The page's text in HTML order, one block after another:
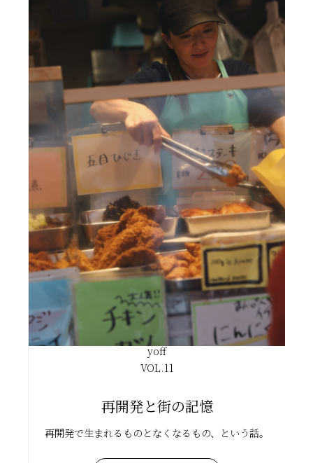
yoff
VOL.11
再開発と街の記憶
再開発で生まれるものとなくなるもの、という話。